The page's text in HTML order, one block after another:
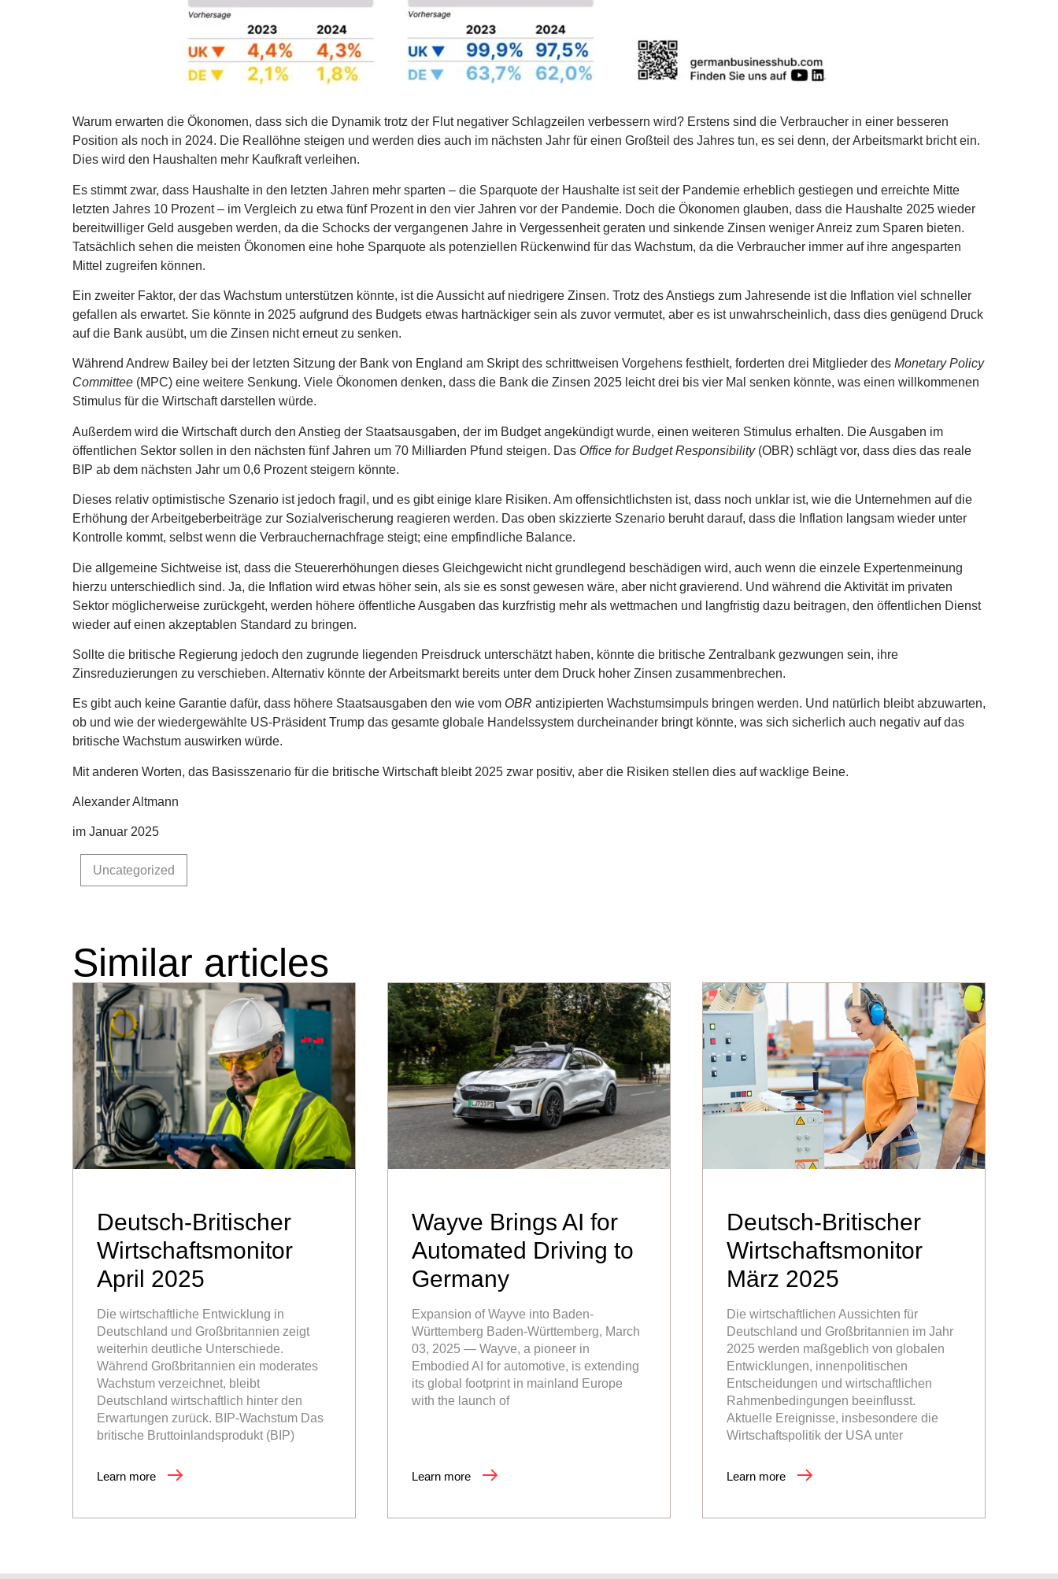
Warum erwarten die Ökonomen, dass sich die Dynamik trotz der Flut negativer Schlagzeilen verbessern wird? Erstens sind die Verbraucher in einer besseren
Position als noch in 2024. Die Reallöhne steigen und werden dies auch im nächsten Jahr für einen Großteil des Jahres tun, es sei denn, der Arbeitsmarkt bricht ein.
Dies wird den Haushalten mehr Kaufkraft verleihen.
Es stimmt zwar, dass Haushalte in den letzten Jahren mehr sparten – die Sparquote der Haushalte ist seit der Pandemie erheblich gestiegen und erreichte Mitte
letzten Jahres 10 Prozent – im Vergleich zu etwa fünf Prozent in den vier Jahren vor der Pandemie. Doch die Ökonomen glauben, dass die Haushalte 2025 wieder
bereitwilliger Geld ausgeben werden, da die Schocks der vergangenen Jahre in Vergessenheit geraten und sinkende Zinsen weniger Anreiz zum Sparen bieten.
Tatsächlich sehen die meisten Ökonomen eine hohe Sparquote als potenziellen Rückenwind für das Wachstum, da die Verbraucher immer auf ihre angesparten
Mittel zugreifen können.
Ein zweiter Faktor, der das Wachstum unterstützen könnte, ist die Aussicht auf niedrigere Zinsen. Trotz des Anstiegs zum Jahresende ist die Inflation viel schneller
gefallen als erwartet. Sie könnte in 2025 aufgrund des Budgets etwas hartnäckiger sein als zuvor vermutet, aber es ist unwahrscheinlich, dass dies genügend Druck
auf die Bank ausübt, um die Zinsen nicht erneut zu senken.
Während Andrew Bailey bei der letzten Sitzung der Bank von England am Skript des schrittweisen Vorgehens festhielt, forderten drei Mitglieder des Monetary Policy
Committee (MPC) eine weitere Senkung. Viele Ökonomen denken, dass die Bank die Zinsen 2025 leicht drei bis vier Mal senken könnte, was einen willkommenen
Stimulus für die Wirtschaft darstellen würde.
Außerdem wird die Wirtschaft durch den Anstieg der Staatsausgaben, der im Budget angekündigt wurde, einen weiteren Stimulus erhalten. Die Ausgaben im
öffentlichen Sektor sollen in den nächsten fünf Jahren um 70 Milliarden Pfund steigen. Das Office for Budget Responsibility(OBR) schlägt vor, dass dies das reale
BIP ab dem nächsten Jahr um 0,6 Prozent steigern könnte.
Dieses relativ optimistische Szenario ist jedoch fragil, und es gibt einige klare Risiken. Am offensichtlichsten ist, dass noch unklar ist, wie die Unternehmen auf die
Erhöhung der Arbeitgeberbeiträge zur Sozialverischerung reagieren werden. Das oben skizzierte Szenario beruht darauf, dass die Inflation langsam wieder unter
Kontrolle kommt, selbst wenn die Verbrauchernachfrage steigt; eine empfindliche Balance.
Die allgemeine Sichtweise ist, dass die Steuererhöhungen dieses Gleichgewicht nicht grundlegend beschädigen wird, auch wenn die einzele Expertenmeinung
hierzu unterschiedlich sind. Ja, die Inflation wird etwas höher sein, als sie es sonst gewesen wäre, aber nicht gravierend. Und während die Aktivität im privaten
Sektor möglicherweise zurückgeht, werden höhere öffentliche Ausgaben das kurzfristig mehr als wettmachen und langfristig dazu beitragen, den öffentlichen Dienst
wieder auf einen akzeptablen Standard zu bringen.
Sollte die britische Regierung jedoch den zugrunde liegenden Preisdruck unterschätzt haben, könnte die britische Zentralbank gezwungen sein, ihre
Zinsreduzierungen zu verschieben. Alternativ könnte der Arbeitsmarkt bereits unter dem Druck hoher Zinsen zusammenbrechen.
Es gibt auch keine Garantie dafür, dass höhere Staatsausgaben den wie vom OBR antizipierten Wachstumsimpuls bringen werden. Und natürlich bleibt abzuwarten,
ob und wie der wiedergewählte US-Präsident Trump das gesamte globale Handelssystem durcheinander bringt könnte, was sich sicherlich auch negativ auf das
britische Wachstum auswirken würde.
Mit anderen Worten, das Basisszenario für die britische Wirtschaft bleibt 2025 zwar positiv, aber die Risiken stellen dies auf wacklige Beine.
Alexander Altmann
im Januar 2025
Uncategorized
Similar articles
Deutsch-Britischer
Wirtschaftsmonitor
April 2025
Die wirtschaftliche Entwicklung in
Deutschland und Großbritannien zeigt
weiterhin deutliche Unterschiede.
Während Großbritannien ein moderates
Wachstum verzeichnet, bleibt
Deutschland wirtschaftlich hinter den
Erwartungen zurück. BIP-Wachstum Das
britische Bruttoinlandsprodukt (BIP)
Learn more
Wayve Brings AI for
Automated Driving to
Germany
Expansion of Wayve into Baden-
Württemberg Baden-Württemberg, March
03, 2025 — Wayve, a pioneer in
Embodied AI for automotive, is extending
its global footprint in mainland Europe
with the launch of
Learn more
Deutsch-Britischer
Wirtschaftsmonitor
März 2025
Die wirtschaftlichen Aussichten für
Deutschland und Großbritannien im Jahr
2025 werden maßgeblich von globalen
Entwicklungen, innenpolitischen
Entscheidungen und wirtschaftlichen
Rahmenbedingungen beeinflusst.
Aktuelle Ereignisse, insbesondere die
Wirtschaftspolitik der USA unter
Learn more